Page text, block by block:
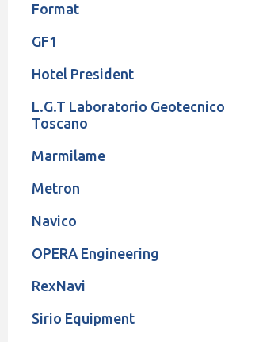
Format
GF1
Hotel President
L.G.T Laboratorio Geotecnico
Toscano
Marmilame
Metron
Navico
OPERA Engineering
RexNavi
Sirio Equipment